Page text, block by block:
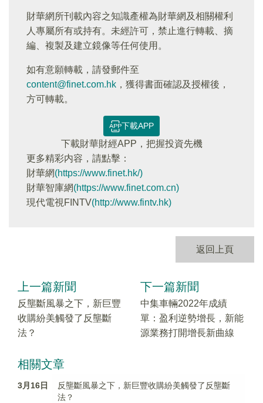
財華網所刊載內容之知識產權為財華網及相關權利
人專屬所有或持有。未經許可，禁止進行轉載、摘
編、複製及建立鏡像等任何使用。
如有意願轉載，請發郵件至
content@finet.com.hk ，獲得書面確認及授權後，
方可轉載。
下載APP
下載財華財經APP，把握投資先機
更多精彩内容，請點擊：
財華網(https://www.finet.hk/)
財華智庫網(https://www.finet.com.cn)
現代電視FINTV(http://www.fintv.hk)
返回上頁
上一篇新聞
反壟斷風暴之下，新巨豐
收購紛美觸發了反壟斷
法？
下一篇新聞
中集車輛2022年成績
單：盈利逆勢增長，新能
源業務打開增長新曲線
相關文章
3月16日
反壟斷風暴之下，新巨豐收購紛美觸發了反壟斷
法？